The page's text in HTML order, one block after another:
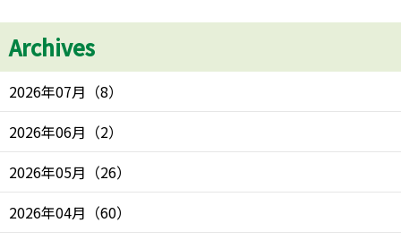
Archives
2026年07月 （8）
2026年06月 （2）
2026年05月 （26）
2026年04月 （60）